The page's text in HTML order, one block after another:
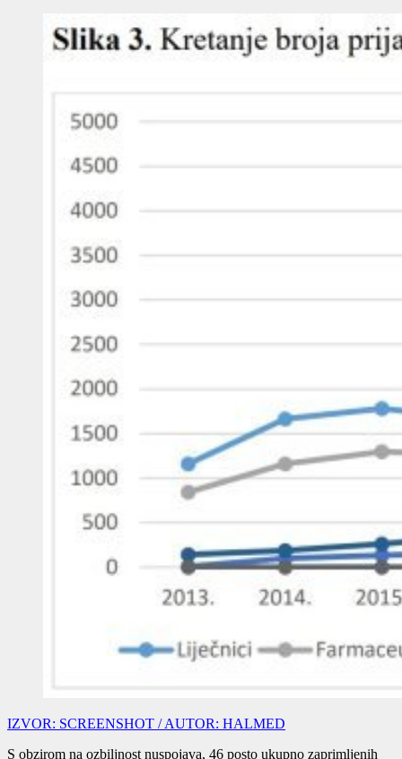
IZVOR: SCREENSHOT / AUTOR: HALMED
S obzirom na ozbiljnost nuspojava, 46 posto ukupno zaprimljenih